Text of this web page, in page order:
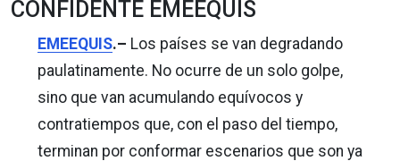
CONFIDENTE EMEEQUIS
EMEEQUIS.– Los países se van degradando
paulatinamente. No ocurre de un solo golpe,
sino que van acumulando equívocos y
contratiempos que, con el paso del tiempo,
terminan por conformar escenarios que son ya